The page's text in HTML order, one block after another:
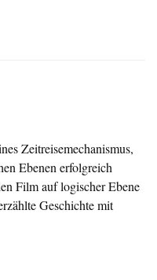
Zeitreisemechanismus,
Ebenen erfolgreich
Film auf logischer Ebene
Geschichte mit